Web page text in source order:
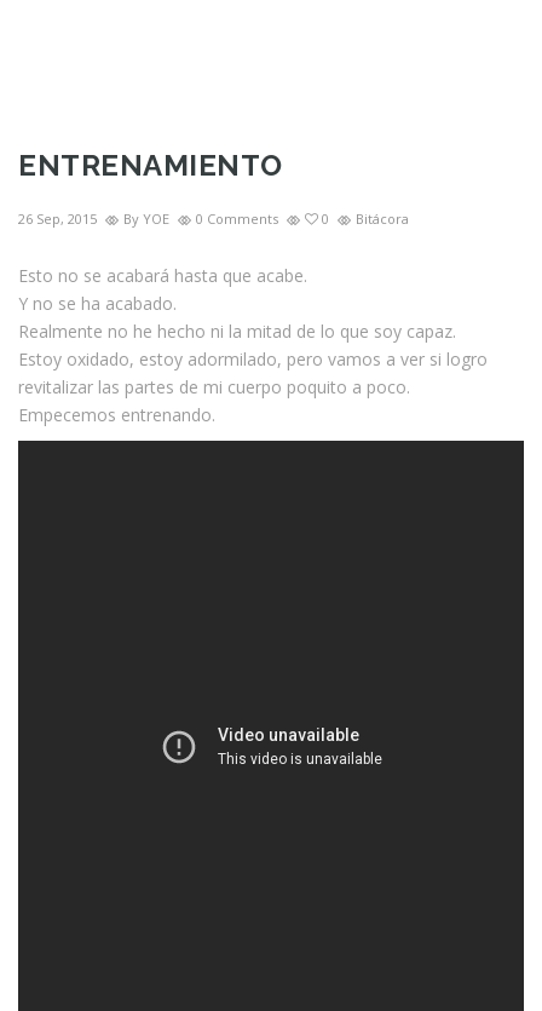
ENTRENAMIENTO
26 Sep, 2015 By YOE 0 Comments 0 Bitácora
Esto no se acabará hasta que acabe.
Y no se ha acabado.
Realmente no he hecho ni la mitad de lo que soy capaz.
Estoy oxidado, estoy adormilado, pero vamos a ver si logro
revitalizar las partes de mi cuerpo poquito a poco.
Empecemos entrenando.